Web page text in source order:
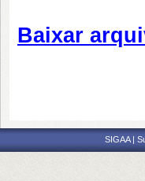
Baixar
SIGAA |